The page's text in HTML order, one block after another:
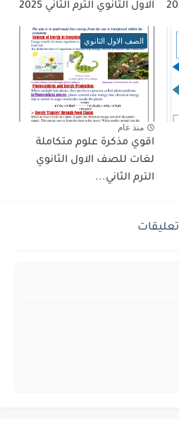
الاول الثانوي الترم الثاني 2025
الصف الاول الثانوي
منذ عام
اقوي مذكرة علوم متكاملة
لغات للصف الاول الثانوي
الترم الثاني...
تعليقات